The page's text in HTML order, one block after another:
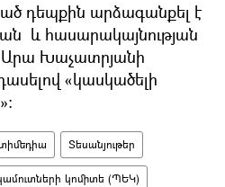
դեպքին արձագանքել է
և հասարակայնության
Խաչատրյանի
«կասկածելի
Տեսանյութեր
կոմիտե (ՊԵԿ)